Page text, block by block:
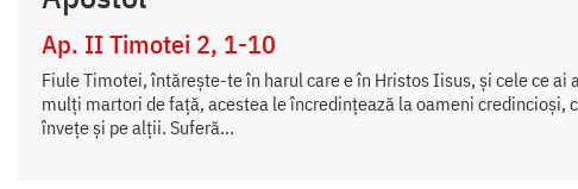
Ap. II Timotei 2, 1-10
Fiule Timotei, întăreşte-te în harul care e în Hristos Iisus, şi cele ce ai
mulţi martori de faţă, acestea le încredinţează la oameni credincioşi,
înveţe şi pe alţii. Suferă...